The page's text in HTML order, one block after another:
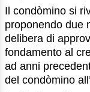
Il condòmino si
proponendo due
delibera di
fondamento al
ad anni
del condòmino